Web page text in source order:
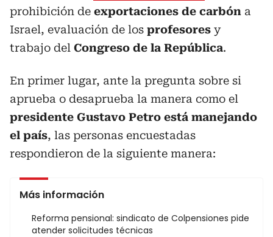
prohibición de exportaciones de carbón a
Israel, evaluación de los profesores y
trabajo del Congreso de la República.
En primer lugar, ante la pregunta sobre si
aprueba o desaprueba la manera como el
presidente Gustavo Petro está manejando
el país, las personas encuestadas
respondieron de la siguiente manera:
Más información
Reforma pensional: sindicato de Colpensiones pide
atender solicitudes técnicas